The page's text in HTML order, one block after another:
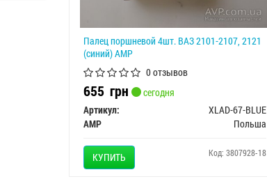
Палец поршневой 4шт. ВАЗ 2101-2107, 2121
(синий) AMP
0 отзывов
655 грн
сегодня
Артикул:
XLAD-67-BLUE
AMP
Польша
КУПИТЬ Код: 3807928-18